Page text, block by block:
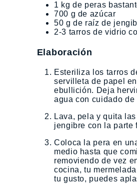
1 kg de peras
700 g de azúcar
50 g de raíz de
2-3 tarros de vidrio
Elaboración
Esteriliza los tarros
servilleta de papel
ebullición. Deja
agua con cuidado
Lava, pela y quita
jengibre con la parte
Coloca la pera en
medio hasta que
removiendo de vez
cocina, tu
tu gusto, puedes